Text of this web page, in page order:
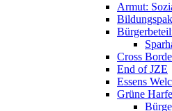
Armut:
Cross
End of JZE
Essens
Grüne Harfe